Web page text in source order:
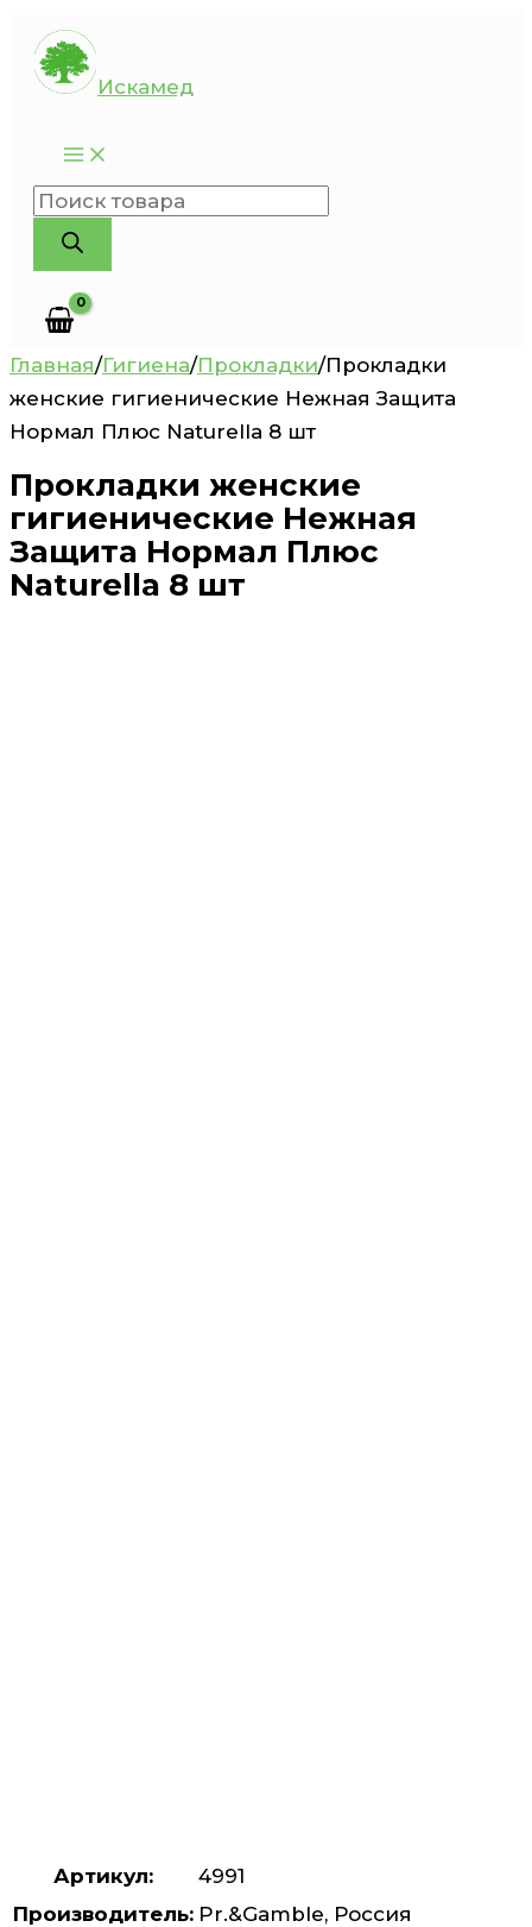
Перейти
содержимому
Искамед
Поиск
товаров
Главная/Гигиена/Прокладки/Прокладки
женские гигиенические Нежная Защита
Нормал Плюс Naturella 8 шт
Прокладки женские
гигиенические Нежная
Защита Нормал Плюс
Naturella 8 шт
Артикул:
4991
Производитель: Pr.&Gamble, Россия